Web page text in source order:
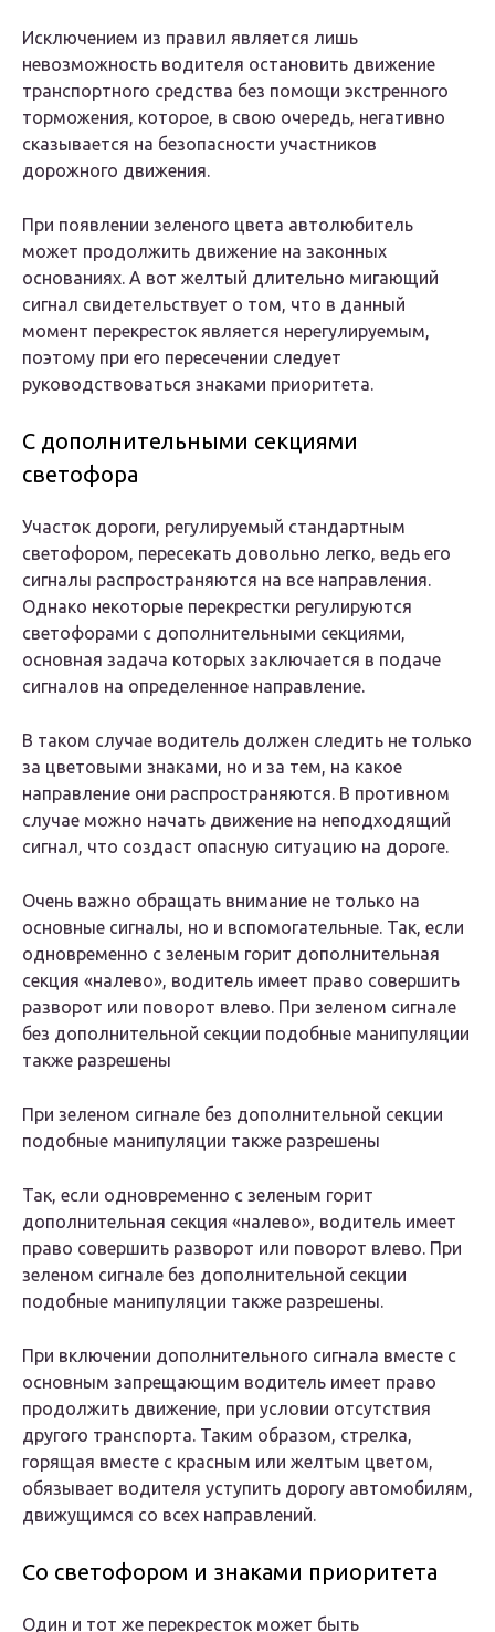
Исключением из правил является лишь
невозможность водителя остановить движение
транспортного средства без помощи экстренного
торможения, которое, в свою очередь, негативно
сказывается на безопасности участников
дорожного движения.
При появлении зеленого цвета автолюбитель
может продолжить движение на законных
основаниях. А вот желтый длительно мигающий
сигнал свидетельствует о том, что в данный
момент перекресток является нерегулируемым,
поэтому при его пересечении следует
руководствоваться знаками приоритета.
С дополнительными секциями
светофора
Участок дороги, регулируемый стандартным
светофором, пересекать довольно легко, ведь его
сигналы распространяются на все направления.
Однако некоторые перекрестки регулируются
светофорами с дополнительными секциями,
основная задача которых заключается в подаче
сигналов на определенное направление.
В таком случае водитель должен следить не только
за цветовыми знаками, но и за тем, на какое
направление они распространяются. В противном
случае можно начать движение на неподходящий
сигнал, что создаст опасную ситуацию на дороге.
Очень важно обращать внимание не только на
основные сигналы, но и вспомогательные. Так, если
одновременно с зеленым горит дополнительная
секция «налево», водитель имеет право совершить
разворот или поворот влево. При зеленом сигнале
без дополнительной секции подобные манипуляции
также разрешены
При зеленом сигнале без дополнительной секции
подобные манипуляции также разрешены
Так, если одновременно с зеленым горит
дополнительная секция «налево», водитель имеет
право совершить разворот или поворот влево. При
зеленом сигнале без дополнительной секции
подобные манипуляции также разрешены.
При включении дополнительного сигнала вместе с
основным запрещающим водитель имеет право
продолжить движение, при условии отсутствия
другого транспорта. Таким образом, стрелка,
горящая вместе с красным или желтым цветом,
обязывает водителя уступить дорогу автомобилям,
движущимся со всех направлений.
Со светофором и знаками приоритета
Один и тот же перекресток может быть